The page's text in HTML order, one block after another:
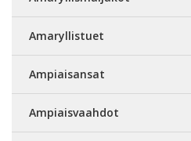
Amaryllistuet
Ampiaisansat
Ampiaisvaahdot